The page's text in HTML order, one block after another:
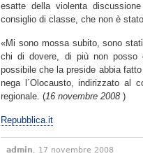
esatte della violenta
consiglio di classe, che non è
«Mi sono mossa subito, sono
chi di dovere, di più non posso
possibile che la preside abbia
nega l´Olocausto, indirizzato al
regionale. (16 novembre 2008 )
Repubblica.it
admin, 17 novembre 2008